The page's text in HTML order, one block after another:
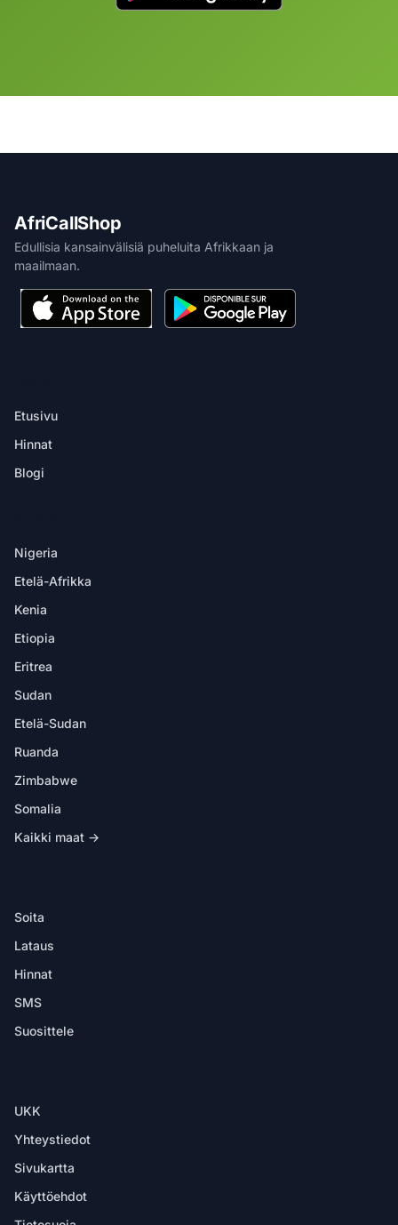
AfriCallShop
Edullisia kansainvälisiä puheluita Afrikkaan ja
maailmaan.
Etusivu
Hinnat
Blogi
Nigeria
Etelä-Afrikka
Kenia
Etiopia
Eritrea
Sudan
Etelä-Sudan
Ruanda
Zimbabwe
Somalia
Kaikki maat →
Soita
Lataus
Hinnat
SMS
Suosittele
UKK
Yhteystiedot
Sivukartta
Käyttöehdot